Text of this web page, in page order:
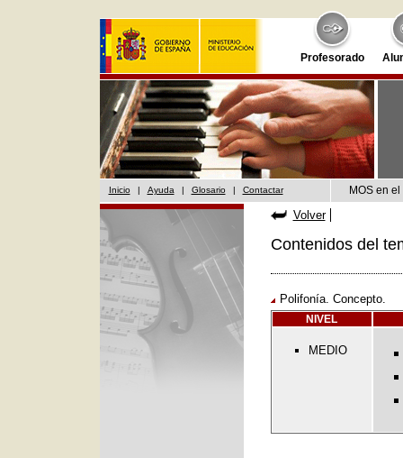
Profesorado
Inicio | Ayuda | Glosario | Contactar MOS en
Volver
Contenidos del
Polifonía. Concepto.
NIVEL
MEDIO